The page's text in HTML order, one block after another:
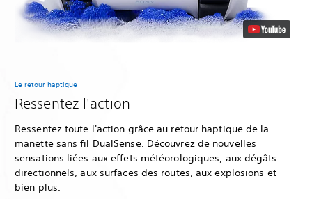
Le retour haptique
Ressentez l'action
Ressentez toute l'action grâce au retour haptique de la
manette sans fil DualSense. Découvrez de nouvelles
sensations liées aux effets météorologiques, aux dégâts
directionnels, aux surfaces des routes, aux explosions et
bien plus.